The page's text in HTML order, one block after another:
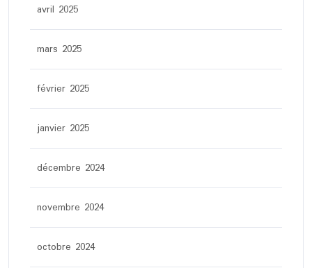
avril 2025
mars 2025
février 2025
janvier 2025
décembre 2024
novembre 2024
octobre 2024